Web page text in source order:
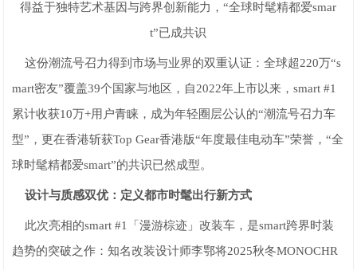
得益于独特艺术基因与跨界创新能力，“全球时髦精都爱smar
t”已成共识
这份潮流号召力得到市场与业界的双重认证：全球超220万“s
mart密友”覆盖39个国家与地区，自2022年上市以来，smart #1
累计收获10万+用户青睐，成为年轻圈层公认的“潮流号召力车
型”，更在香港斩获Top Gear香港版“年度最佳电动车”荣誉，“全
球时髦精都爱smart”的共识已然成型。
设计与质感双优：定义都市时髦出行新方式
此次亮相的smart #1「漫游棕迹」改装车，是smart跨界时装
趋势的突破之作：知名改装设计师李鄂将2025秋冬MONOCHR